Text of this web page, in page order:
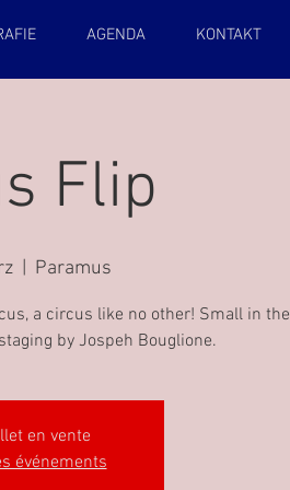
AGENDA KONTAKT
Flip
  |
Paramus
a circus like no other! Small in the
by Jospeh Bouglione.
en vente
événements